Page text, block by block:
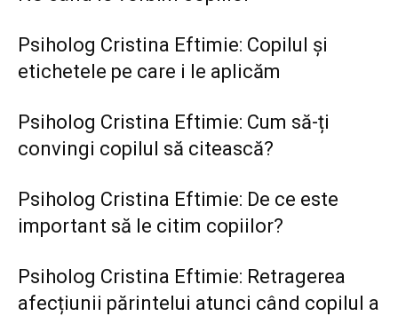
Psiholog Cristina Eftimie: Copilul și
etichetele pe care i le aplicăm
Psiholog Cristina Eftimie: Cum să-ți
convingi copilul să citească?
Psiholog Cristina Eftimie: De ce este
important să le citim copiilor?
Psiholog Cristina Eftimie: Retragerea
afecțiunii părintelui atunci când copilul a